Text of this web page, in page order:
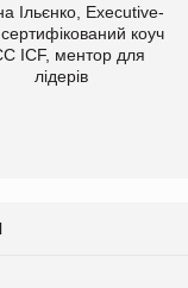
Ільєнко, Executive-
коуч
ICF, ментор для
лідерів